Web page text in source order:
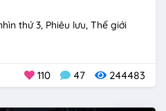
thứ 3 Phiêu lưu Thế giới
110 47 244483